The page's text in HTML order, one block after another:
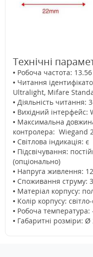
Технічні
• Робоча частота:
• Читання
Ultralight, Mifare
• Діяльність читання:
• Вихідний інтерфейс:
• Максимальна
контролера: Wiegand
• Світлова індикація: є
• Підсвічування:
(опціонально)
• Напруга живлення:
• Споживання струму:
• Матеріал корпусу:
• Колір корпусу:
• Робоча температура:
• Габаритні розміри: